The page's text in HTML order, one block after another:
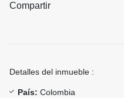
Compartir
Detalles del inmueble :
País: Colombia